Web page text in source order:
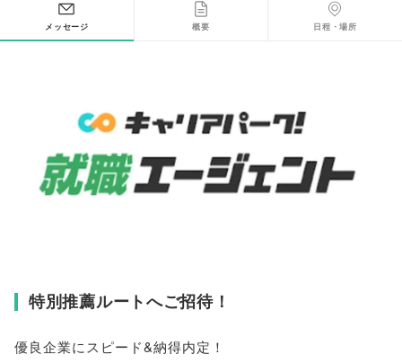
メッセージ 概要 日程・場所
特別推薦ルートへご招待！
優良企業にスピード&納得内定！